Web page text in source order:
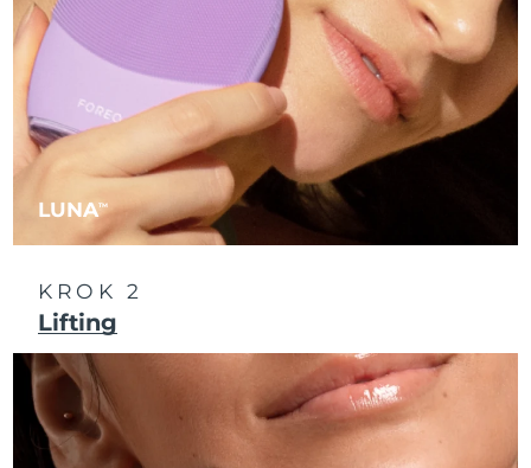
LUNATM
KROK 2
Lifting
Kuwejt
Oczekiwany czas dostawy
12/8/26
Łotwa
Oczekiwany czas dostawy
12/8/26
Liban
Oczekiwany czas dostawy
Litwa
Oczekiwany czas dostawy
12/8/26
Luksemburg
SRA Makau (Chiny)
Oczekiwany czas dostawy
Malezja
Oczekiwany czas dostawy